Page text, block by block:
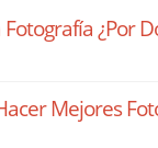
¿Por
Mejores